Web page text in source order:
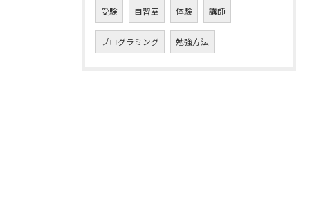
受験 自習室 体験 講師
プログラミング 勉強方法